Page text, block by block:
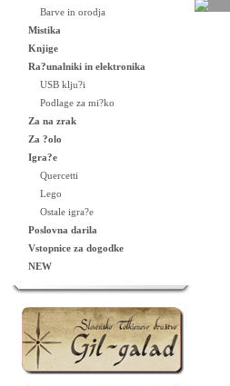
Barve in orodja
Mistika
Knjige
Ra?unalniki in elektronika
USB klju?i
Podlage za mi?ko
Za na zrak
Za ?olo
Igra?e
Quercetti
Lego
Ostale igra?e
Poslovna darila
Vstopnice za dogodke
NEW